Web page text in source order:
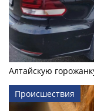
Алтайскую
Происшествия